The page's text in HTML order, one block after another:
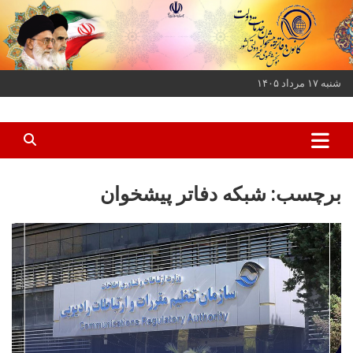
به
محتوا
بروید
شنبه ۱۷ مرداد ۱۴۰۵
کانون دفاتر پیشخوان
برچسب: شبکه دفاتر پیشخوان